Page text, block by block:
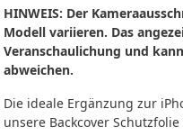
HINWEIS: Der
Modell variieren. Das
Veranschaulichung und
abweichen.
Die ideale Ergänzung zur
unsere Backcover